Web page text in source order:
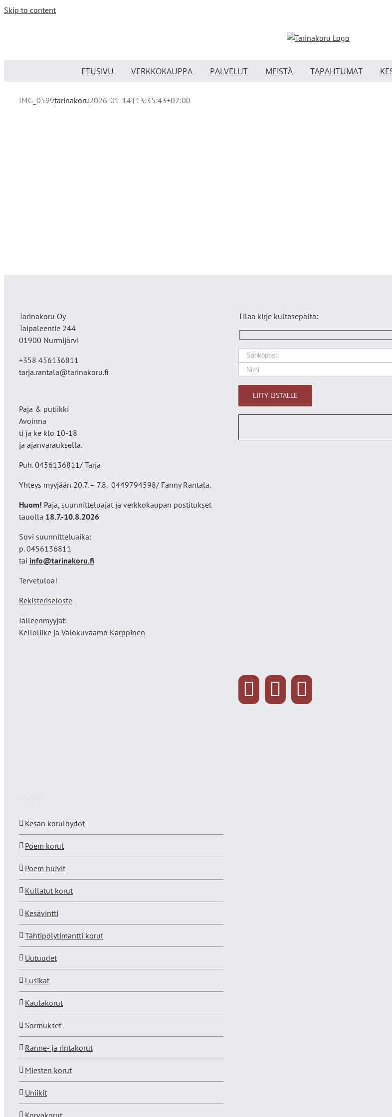
Skip to content
ETUSIVU VERKKOKAUPPA PALVELUT MEISTÄ TAPAHTUMAT
IMG_0599tarinakoru2026-01-14T13:35:43+02:00
Tarinakoru Oy
Taipaleentie 244
01900 Nurmijärvi
+358 456136811
tarja.rantala@tarinakoru.fi
Paja & putiikki
Avoinna
ti ja ke klo 10-18
ja ajanvarauksella.
Puh. 0456136811/ Tarja
Yhteys myyjään 20.7. – 7.8. 0449794598/ Fanny Rantala.
Huom! Paja, suunnitteluajat ja verkkokaupan postitukset
tauolla 18.7.-10.8.2026
Sovi suunnitteluaika:
p. 0456136811
tai info@tarinakoru.fi
Tervetuloa!
Rekisteriseloste
Jälleenmyyjät:
Kelloliike ja Valokuvaamo Karppinen
Kesän korulöydöt
Poem korut
Poem huivit
Kullatut korut
Kesävintti
Tähtipölytimantti korut
Uutuudet
Lusikat
Kaulakorut
Sormukset
Ranne- ja rintakorut
Miesten korut
Uniikit
Korvakorut
Tilaa kirje kultasepältä: